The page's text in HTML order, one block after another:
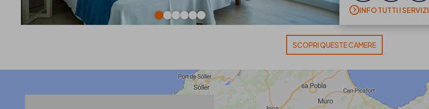
INFO TUTTI I SERVIZI
SCOPRI QUESTE CAMERE